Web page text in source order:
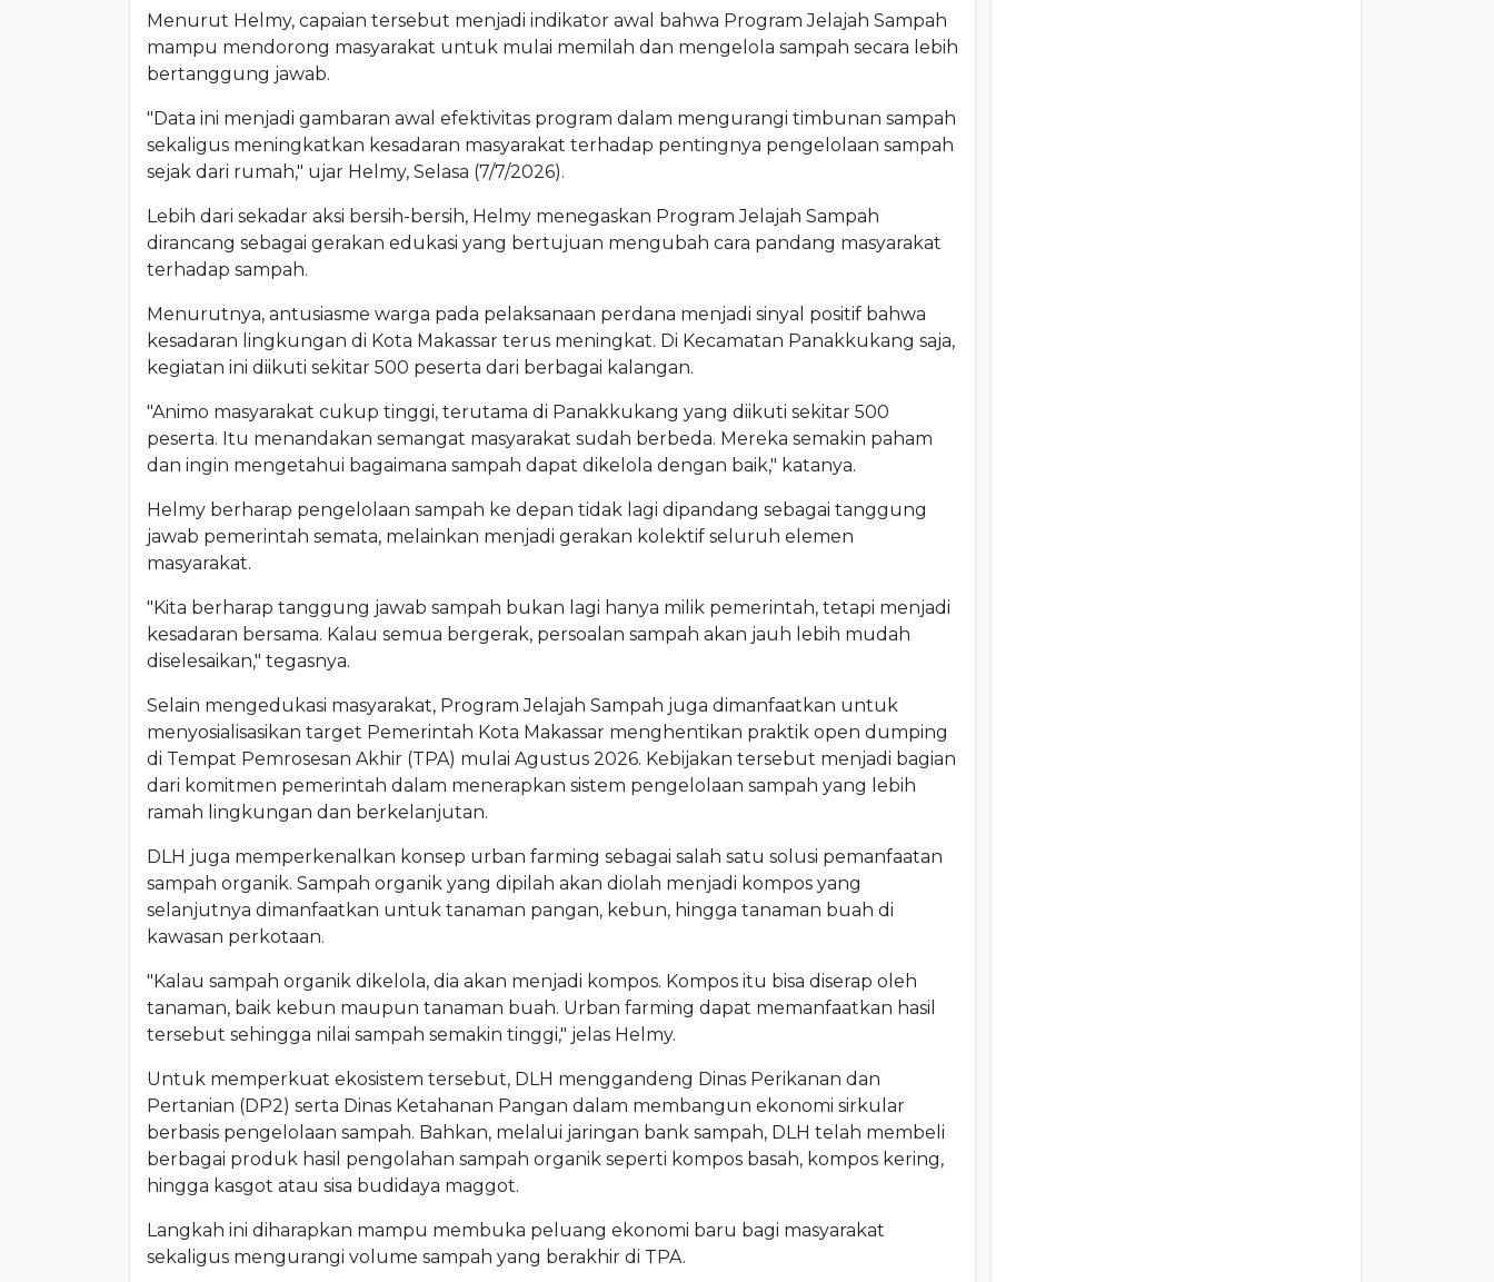
Menurut Helmy, capaian tersebut menjadi indikator awal bahwa Program Jelajah Sampah
mampu mendorong masyarakat untuk mulai memilah dan mengelola sampah secara lebih
bertanggung jawab.
"Data ini menjadi gambaran awal efektivitas program dalam mengurangi timbunan sampah
sekaligus meningkatkan kesadaran masyarakat terhadap pentingnya pengelolaan sampah
sejak dari rumah," ujar Helmy, Selasa (7/7/2026).
Lebih dari sekadar aksi bersih-bersih, Helmy menegaskan Program Jelajah Sampah
dirancang sebagai gerakan edukasi yang bertujuan mengubah cara pandang masyarakat
terhadap sampah.
Menurutnya, antusiasme warga pada pelaksanaan perdana menjadi sinyal positif bahwa
kesadaran lingkungan di Kota Makassar terus meningkat. Di Kecamatan Panakkukang saja,
kegiatan ini diikuti sekitar 500 peserta dari berbagai kalangan.
"Animo masyarakat cukup tinggi, terutama di Panakkukang yang diikuti sekitar 500
peserta. Itu menandakan semangat masyarakat sudah berbeda. Mereka semakin paham
dan ingin mengetahui bagaimana sampah dapat dikelola dengan baik," katanya.
Helmy berharap pengelolaan sampah ke depan tidak lagi dipandang sebagai tanggung
jawab pemerintah semata, melainkan menjadi gerakan kolektif seluruh elemen
masyarakat.
"Kita berharap tanggung jawab sampah bukan lagi hanya milik pemerintah, tetapi menjadi
kesadaran bersama. Kalau semua bergerak, persoalan sampah akan jauh lebih mudah
diselesaikan," tegasnya.
Selain mengedukasi masyarakat, Program Jelajah Sampah juga dimanfaatkan untuk
menyosialisasikan target Pemerintah Kota Makassar menghentikan praktik open dumping
di Tempat Pemrosesan Akhir (TPA) mulai Agustus 2026. Kebijakan tersebut menjadi bagian
dari komitmen pemerintah dalam menerapkan sistem pengelolaan sampah yang lebih
ramah lingkungan dan berkelanjutan.
DLH juga memperkenalkan konsep urban farming sebagai salah satu solusi pemanfaatan
sampah organik. Sampah organik yang dipilah akan diolah menjadi kompos yang
selanjutnya dimanfaatkan untuk tanaman pangan, kebun, hingga tanaman buah di
kawasan perkotaan.
"Kalau sampah organik dikelola, dia akan menjadi kompos. Kompos itu bisa diserap oleh
tanaman, baik kebun maupun tanaman buah. Urban farming dapat memanfaatkan hasil
tersebut sehingga nilai sampah semakin tinggi," jelas Helmy.
Untuk memperkuat ekosistem tersebut, DLH menggandeng Dinas Perikanan dan
Pertanian (DP2) serta Dinas Ketahanan Pangan dalam membangun ekonomi sirkular
berbasis pengelolaan sampah. Bahkan, melalui jaringan bank sampah, DLH telah membeli
berbagai produk hasil pengolahan sampah organik seperti kompos basah, kompos kering,
hingga kasgot atau sisa budidaya maggot.
Langkah ini diharapkan mampu membuka peluang ekonomi baru bagi masyarakat
sekaligus mengurangi volume sampah yang berakhir di TPA.